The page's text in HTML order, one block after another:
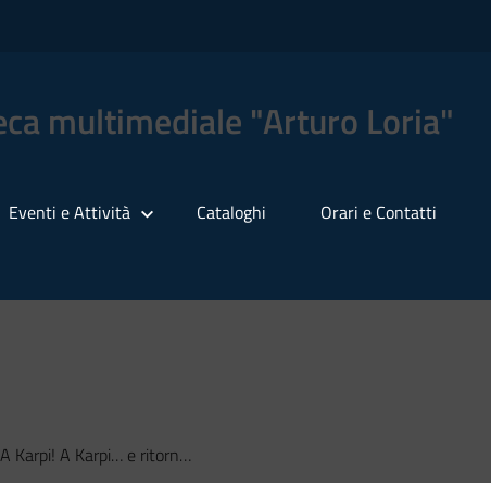
multimediale "Arturo Loria"
Eventi e Attività Cataloghi Orari e Contatti
A Karpi! A Karpi… e ritorno!